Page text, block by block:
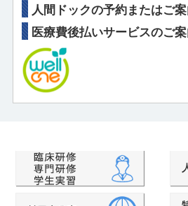
人間ドックの予約またはご
医療費後払いサービスのご